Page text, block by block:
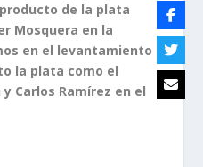
de la plata
Mosquera en la
en el levantamiento
la plata como el
Carlos Ramírez en el